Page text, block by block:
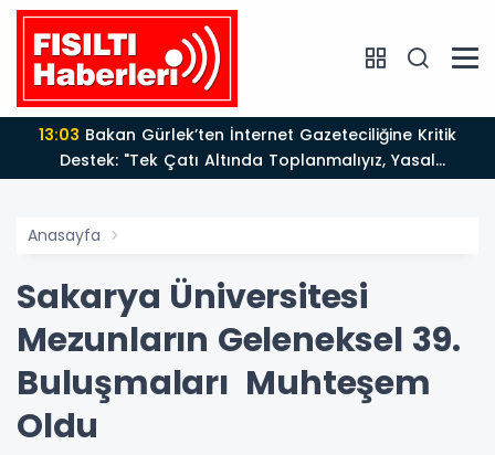
13:03
Destek: "Tek Çatı Altında Toplanmalıyız, Yasal
Düzenlemeye Hazırız"
Anasayfa
Sakarya Üniversitesi
Mezunların Geleneksel 39.
Buluşmaları Muhteşem
Oldu